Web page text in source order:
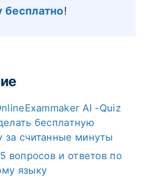
бесплатно!
AI -Quiz
бесплатную
за считанные минуты
вопросов и ответов по
языку